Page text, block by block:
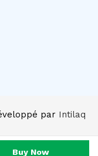
Buy Now
par Intilaq